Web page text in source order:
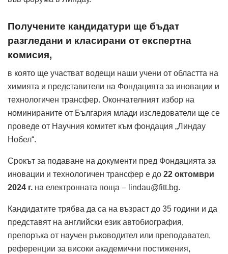
Получените кандидатури ще бъдат
разгледани и класирани от експертна
комисия,
в която ще участват водещи наши учени от областта на
химията и представители на Фондацията за иновации и
технологичен трансфер. Окончателният избор на
номинираните от България млади изследователи ще се
проведе от Научния комитет към фондация „Линдау
Нобел“.
Срокът за подаване на документи пред Фондацията за
иновации и технологичен трансфер е до 22 октомври
2024 г. на електронната поща – lindau@fitt.bg.
Кандидатите трябва да са на възраст до 35 години и да
представят на английски език автобиография,
препоръка от научен ръководител или преподавател,
референции за високи академични постижения,